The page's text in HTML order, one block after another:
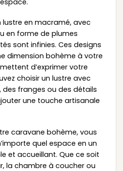
lustre en macramé, avec
en forme de plumes
sont infinies. Ces designs
dimension bohème à votre
d’exprimer votre
choisir un lustre avec
franges ou des détails
une touche artisanale
caravane bohème, vous
quel espace en un
et accueillant. Que ce soit
la chambre à coucher ou